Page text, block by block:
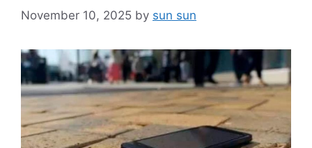
November 10, 2025 by sun sun